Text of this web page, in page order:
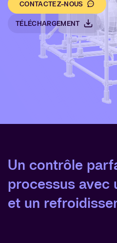
CONTACTEZ-NOUS
TÉLÉCHARGEMENT
Un contrôle
processus avec
et un